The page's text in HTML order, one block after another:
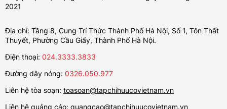
2021
Địa chỉ: Tầng 8, Cung Trí Thức Thành Phố Hà Nội, Số 1, Tôn Thất
Thuyết, Phường Cầu Giấy, Thành Phố Hà Nội.
Điện thoại: 024.3333.3833
Đường dây nóng: 0326.050.977
Liên hệ tòa soạn: toasoan@tapchihuucovietnam.vn
Liên hệ quảng cáo: quangcao@tapchihuucovietnam.vn